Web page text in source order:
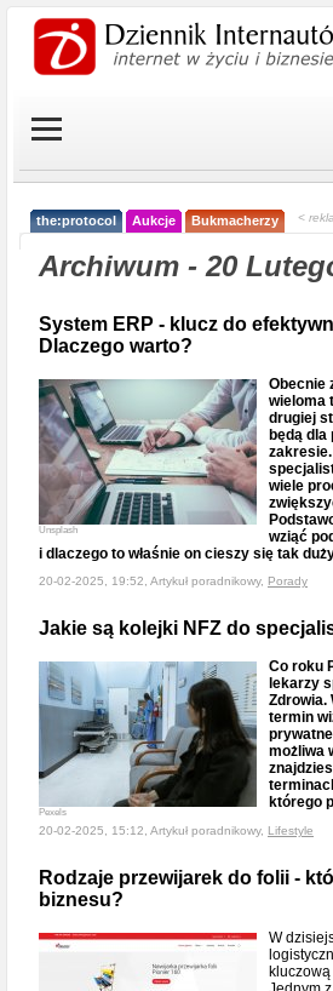
the:protocol Aukcje Bukmacherzy <
Archiwum - 20
System ERP - klucz do
Dlaczego warto?
Unsplash
Obecnie
wieloma
drugiej
będą
wiele
wziąć
i dlaczego to właśnie on cieszy się tak
20-02-2025, 19:52, Artykuł poradnikowy, Porady
Jakie są kolejki NFZ do
Pexels
Co roku
lekarzy
Zdrowia.
termin
możliwa
którego
20-02-2025, 15:12, Artykuł poradnikowy, Lifestyle
Rodzaje przewijarek do folii -
biznesu?
W